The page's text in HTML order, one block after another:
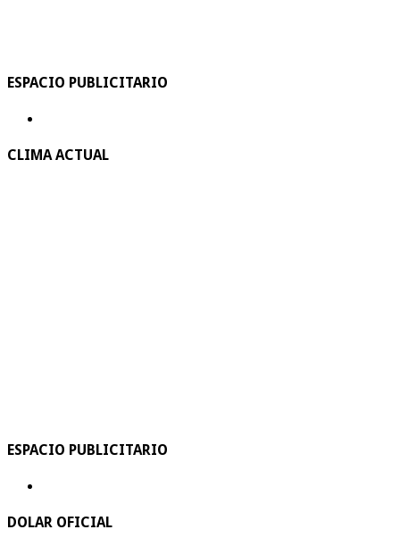
ESPACIO PUBLICITARIO
CLIMA ACTUAL
ESPACIO PUBLICITARIO
DOLAR OFICIAL